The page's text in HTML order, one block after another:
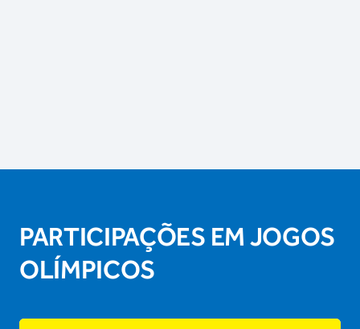
PARTICIPAÇÕES EM JOGOS
OLÍMPICOS